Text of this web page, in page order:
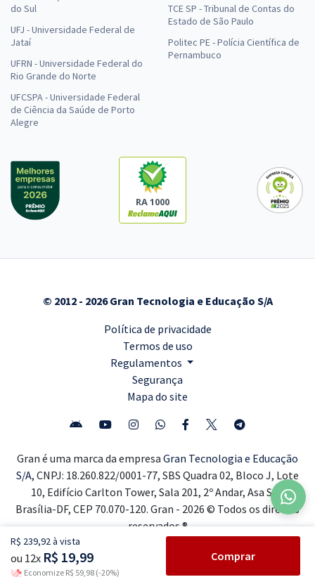
R$ 239,92 à vista
ou 12x R$ 19,99
Economize R$ 59,98 (-20%)
Comprar
do Sul
UFJ - Universidade Federal de
Jataí
UFRN - Universidade Federal do
Rio Grande do Norte
UFCSPA - Universidade Federal
de Ciência da Saúde de Porto
Alegre
TCE SP - Tribunal de Contas do
Estado de São Paulo
Politec PE - Polícia Científica de
Pernambuco
RA 1000
© 2012 - 2026 Gran Tecnologia e Educação S/A
Política de privacidade
Termos de uso
Regulamentos
Segurança
Mapa do site
Gran é uma marca da empresa Gran Tecnologia e Educação
S/A, CNPJ: 18.260.822/0001-77, SBS Quadra 02, Bloco J, Lote
10, Edifício Carlton Tower, Sala 201, 2º Andar, Asa Sul,
Brasília-DF, CEP 70.070-120. Gran - 2026 © Todos os direitos
reservados ®